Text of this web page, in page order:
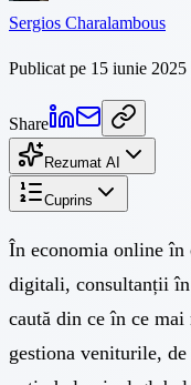
Sergios Charalambous
Publicat pe 15 iunie 2025
Share
Rezumat AI
Cuprins
În economia online
digitali, consultanții
caută din ce în ce
gestiona veniturile, de